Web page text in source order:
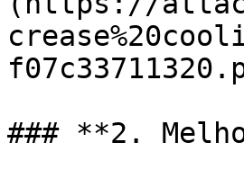
### **2.